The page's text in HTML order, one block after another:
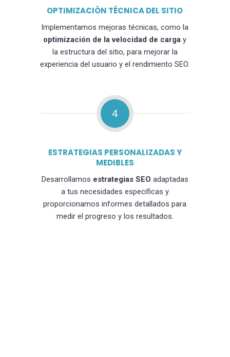
OPTIMIZACIÓN TÉCNICA DEL SITIO
Implementamos mejoras técnicas, como la
optimización de la velocidad de carga y
la estructura del sitio, para mejorar la
experiencia del usuario y el rendimiento SEO.
4
ESTRATEGIAS PERSONALIZADAS Y
MEDIBLES
Desarrollamos estrategias SEO adaptadas
a tus necesidades específicas y
proporcionamos informes detallados para
medir el progreso y los resultados.